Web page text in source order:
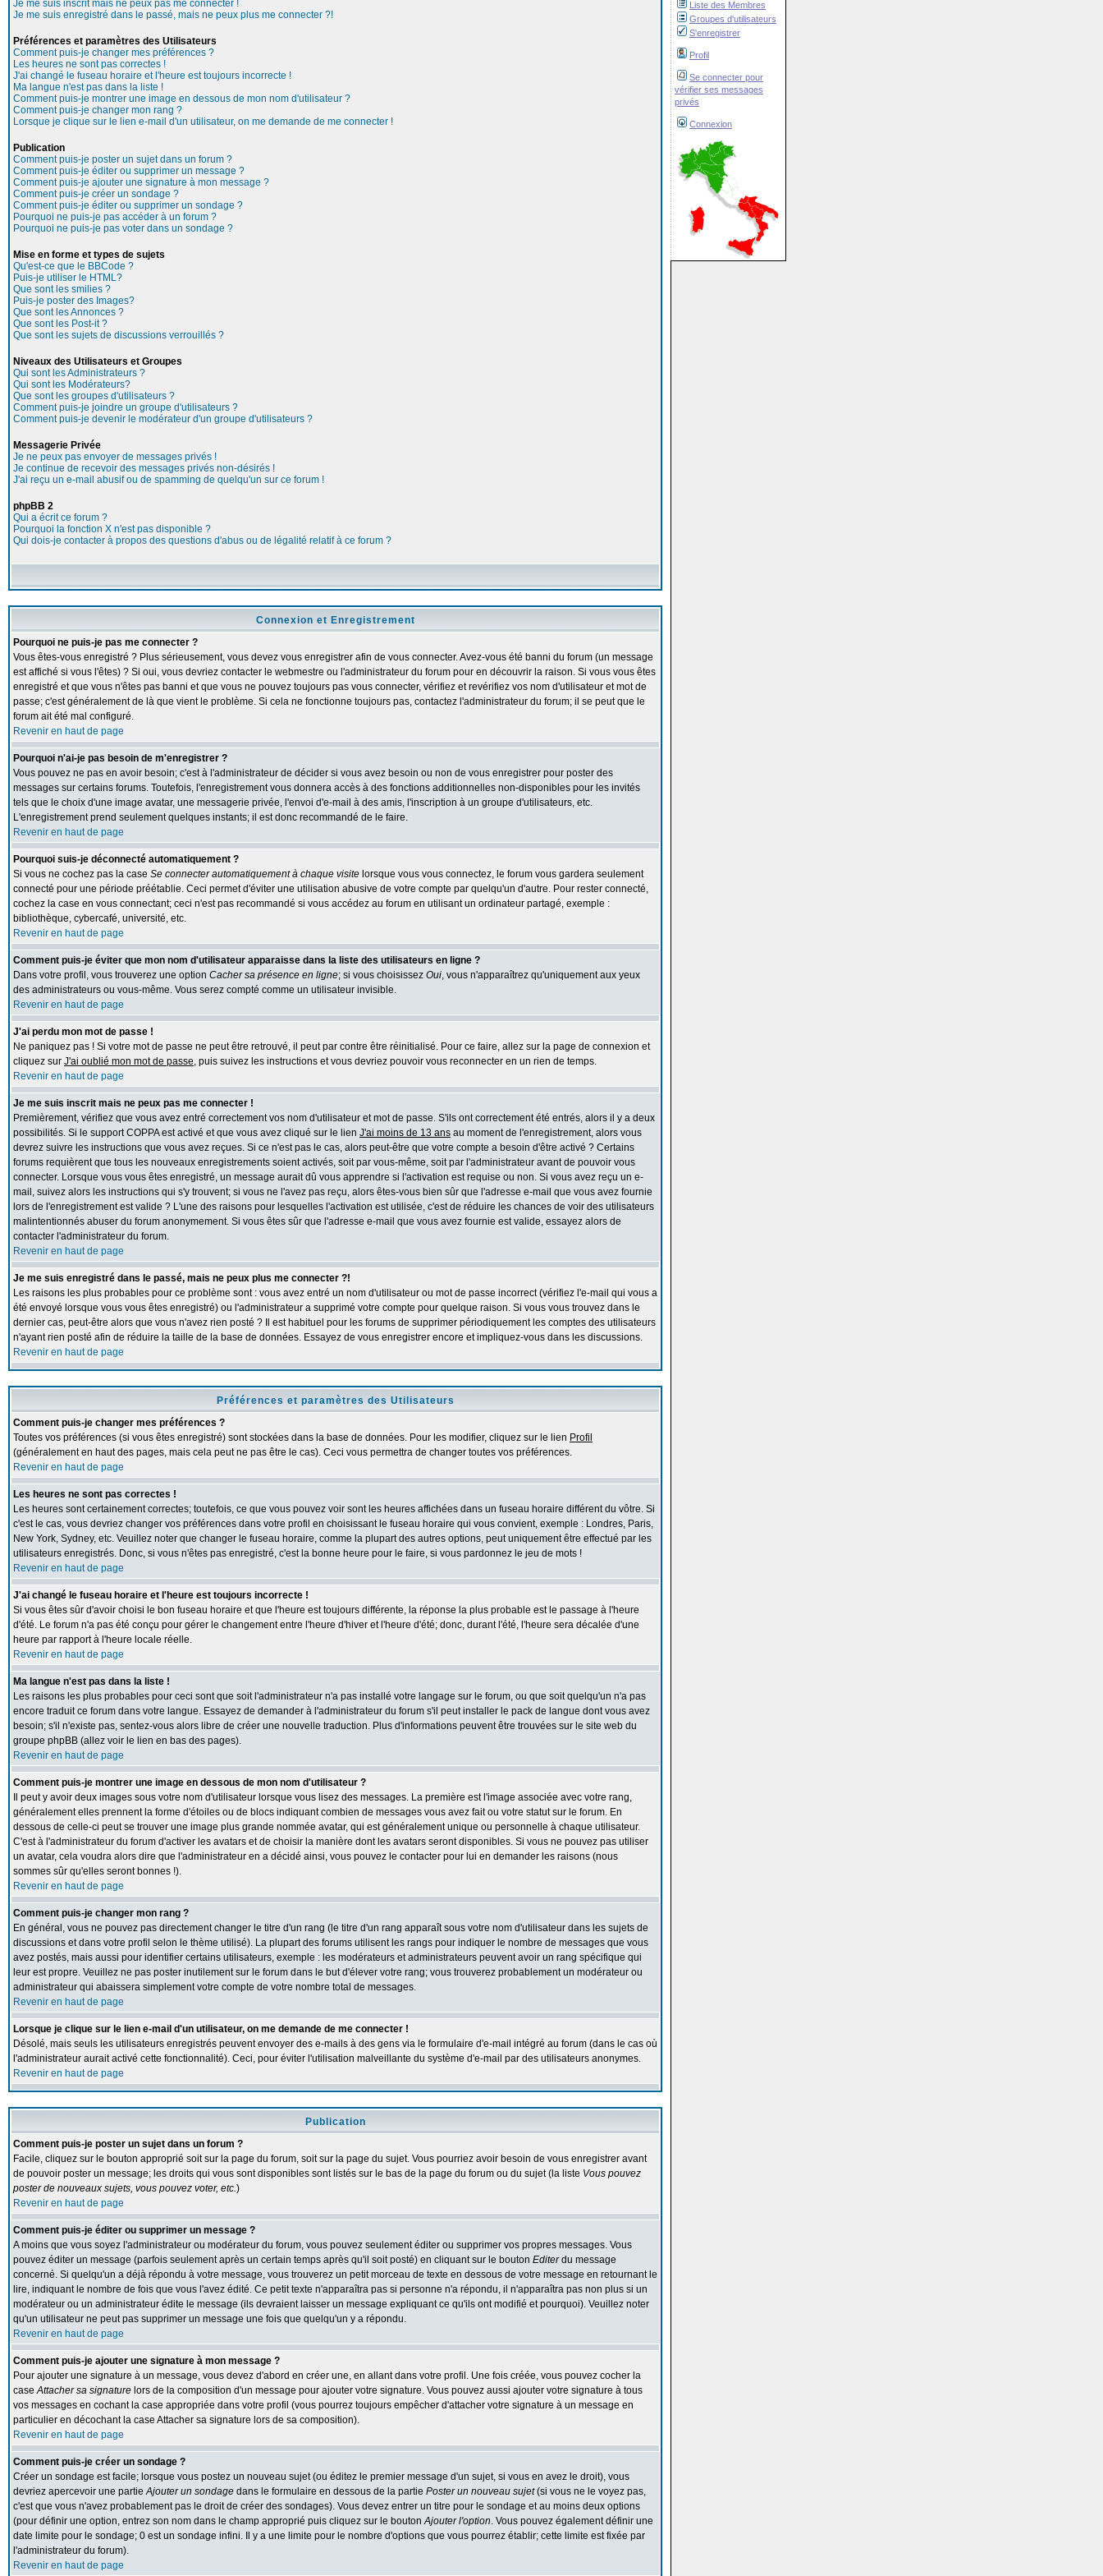
Liste des Membres
Groupes d'utilisateurs
S'enregistrer
Profil
Se connecter pour
vérifier ses messages
privés
Connexion
Je me suis inscrit mais ne peux pas me connecter !
Je me suis enregistré dans le passé, mais ne peux plus me connecter ?!
Préférences et paramètres des Utilisateurs
Comment puis-je changer mes préférences ?
Les heures ne sont pas correctes !
J'ai changé le fuseau horaire et l'heure est toujours incorrecte !
Ma langue n'est pas dans la liste !
Comment puis-je montrer une image en dessous de mon nom d'utilisateur ?
Comment puis-je changer mon rang ?
Lorsque je clique sur le lien e-mail d'un utilisateur, on me demande de me connecter !
Publication
Comment puis-je poster un sujet dans un forum ?
Comment puis-je éditer ou supprimer un message ?
Comment puis-je ajouter une signature à mon message ?
Comment puis-je créer un sondage ?
Comment puis-je éditer ou supprimer un sondage ?
Pourquoi ne puis-je pas accéder à un forum ?
Pourquoi ne puis-je pas voter dans un sondage ?
Mise en forme et types de sujets
Qu'est-ce que le BBCode ?
Puis-je utiliser le HTML?
Que sont les smilies ?
Puis-je poster des Images?
Que sont les Annonces ?
Que sont les Post-it ?
Que sont les sujets de discussions verrouillés ?
Niveaux des Utilisateurs et Groupes
Qui sont les Administrateurs ?
Qui sont les Modérateurs?
Que sont les groupes d'utilisateurs ?
Comment puis-je joindre un groupe d'utilisateurs ?
Comment puis-je devenir le modérateur d'un groupe d'utilisateurs ?
Messagerie Privée
Je ne peux pas envoyer de messages privés !
Je continue de recevoir des messages privés non-désirés !
J'ai reçu un e-mail abusif ou de spamming de quelqu'un sur ce forum !
phpBB 2
Qui a écrit ce forum ?
Pourquoi la fonction X n'est pas disponible ?
Qui dois-je contacter à propos des questions d'abus ou de légalité relatif à ce forum ?
Connexion et Enregistrement
Pourquoi ne puis-je pas me connecter ?
Vous êtes-vous enregistré ? Plus sérieusement, vous devez vous enregistrer afin de vous connecter. Avez-vous été banni du forum (un message
est affiché si vous l'êtes) ? Si oui, vous devriez contacter le webmestre ou l'administrateur du forum pour en découvrir la raison. Si vous vous êtes
enregistré et que vous n'êtes pas banni et que vous ne pouvez toujours pas vous connecter, vérifiez et revérifiez vos nom d'utilisateur et mot de
passe; c'est généralement de là que vient le problème. Si cela ne fonctionne toujours pas, contactez l'administrateur du forum; il se peut que le
forum ait été mal configuré.
Revenir en haut de page
Pourquoi n'ai-je pas besoin de m'enregistrer ?
Vous pouvez ne pas en avoir besoin; c'est à l'administrateur de décider si vous avez besoin ou non de vous enregistrer pour poster des
messages sur certains forums. Toutefois, l'enregistrement vous donnera accès à des fonctions additionnelles non-disponibles pour les invités
tels que le choix d'une image avatar, une messagerie privée, l'envoi d'e-mail à des amis, l'inscription à un groupe d'utilisateurs, etc.
L'enregistrement prend seulement quelques instants; il est donc recommandé de le faire.
Revenir en haut de page
Pourquoi suis-je déconnecté automatiquement ?
Si vous ne cochez pas la case Se connecter automatiquement à chaque visite lorsque vous vous connectez, le forum vous gardera seulement
connecté pour une période préétablie. Ceci permet d'éviter une utilisation abusive de votre compte par quelqu'un d'autre. Pour rester connecté,
cochez la case en vous connectant; ceci n'est pas recommandé si vous accédez au forum en utilisant un ordinateur partagé, exemple :
bibliothèque, cybercafé, université, etc.
Revenir en haut de page
Comment puis-je éviter que mon nom d'utilisateur apparaisse dans la liste des utilisateurs en ligne ?
Dans votre profil, vous trouverez une option Cacher sa présence en ligne; si vous choisissez Oui, vous n'apparaîtrez qu'uniquement aux yeux
des administrateurs ou vous-même. Vous serez compté comme un utilisateur invisible.
Revenir en haut de page
J'ai perdu mon mot de passe !
Ne paniquez pas ! Si votre mot de passe ne peut être retrouvé, il peut par contre être réinitialisé. Pour ce faire, allez sur la page de connexion et
cliquez sur J'ai oublié mon mot de passe, puis suivez les instructions et vous devriez pouvoir vous reconnecter en un rien de temps.
Revenir en haut de page
Je me suis inscrit mais ne peux pas me connecter !
Premièrement, vérifiez que vous avez entré correctement vos nom d'utilisateur et mot de passe. S'ils ont correctement été entrés, alors il y a deux
possibilités. Si le support COPPA est activé et que vous avez cliqué sur le lien J'ai moins de 13 ans au moment de l'enregistrement, alors vous
devrez suivre les instructions que vous avez reçues. Si ce n'est pas le cas, alors peut-être que votre compte a besoin d'être activé ? Certains
forums requièrent que tous les nouveaux enregistrements soient activés, soit par vous-même, soit par l'administrateur avant de pouvoir vous
connecter. Lorsque vous vous êtes enregistré, un message aurait dû vous apprendre si l'activation est requise ou non. Si vous avez reçu un e-
mail, suivez alors les instructions qui s'y trouvent; si vous ne l'avez pas reçu, alors êtes-vous bien sûr que l'adresse e-mail que vous avez fournie
lors de l'enregistrement est valide ? L'une des raisons pour lesquelles l'activation est utilisée, c'est de réduire les chances de voir des utilisateurs
malintentionnés abuser du forum anonymement. Si vous êtes sûr que l'adresse e-mail que vous avez fournie est valide, essayez alors de
contacter l'administrateur du forum.
Revenir en haut de page
Je me suis enregistré dans le passé, mais ne peux plus me connecter ?!
Les raisons les plus probables pour ce problème sont : vous avez entré un nom d'utilisateur ou mot de passe incorrect (vérifiez l'e-mail qui vous a
été envoyé lorsque vous vous êtes enregistré) ou l'administrateur a supprimé votre compte pour quelque raison. Si vous vous trouvez dans le
dernier cas, peut-être alors que vous n'avez rien posté ? Il est habituel pour les forums de supprimer périodiquement les comptes des utilisateurs
n'ayant rien posté afin de réduire la taille de la base de données. Essayez de vous enregistrer encore et impliquez-vous dans les discussions.
Revenir en haut de page
Préférences et paramètres des Utilisateurs
Comment puis-je changer mes préférences ?
Toutes vos préférences (si vous êtes enregistré) sont stockées dans la base de données. Pour les modifier, cliquez sur le lien Profil
(généralement en haut des pages, mais cela peut ne pas être le cas). Ceci vous permettra de changer toutes vos préférences.
Revenir en haut de page
Les heures ne sont pas correctes !
Les heures sont certainement correctes; toutefois, ce que vous pouvez voir sont les heures affichées dans un fuseau horaire différent du vôtre. Si
c'est le cas, vous devriez changer vos préférences dans votre profil en choisissant le fuseau horaire qui vous convient, exemple : Londres, Paris,
New York, Sydney, etc. Veuillez noter que changer le fuseau horaire, comme la plupart des autres options, peut uniquement être effectué par les
utilisateurs enregistrés. Donc, si vous n'êtes pas enregistré, c'est la bonne heure pour le faire, si vous pardonnez le jeu de mots !
Revenir en haut de page
J'ai changé le fuseau horaire et l'heure est toujours incorrecte !
Si vous êtes sûr d'avoir choisi le bon fuseau horaire et que l'heure est toujours différente, la réponse la plus probable est le passage à l'heure
d'été. Le forum n'a pas été conçu pour gérer le changement entre l'heure d'hiver et l'heure d'été; donc, durant l'été, l'heure sera décalée d'une
heure par rapport à l'heure locale réelle.
Revenir en haut de page
Ma langue n'est pas dans la liste !
Les raisons les plus probables pour ceci sont que soit l'administrateur n'a pas installé votre langage sur le forum, ou que soit quelqu'un n'a pas
encore traduit ce forum dans votre langue. Essayez de demander à l'administrateur du forum s'il peut installer le pack de langue dont vous avez
besoin; s'il n'existe pas, sentez-vous alors libre de créer une nouvelle traduction. Plus d'informations peuvent être trouvées sur le site web du
groupe phpBB (allez voir le lien en bas des pages).
Revenir en haut de page
Comment puis-je montrer une image en dessous de mon nom d'utilisateur ?
Il peut y avoir deux images sous votre nom d'utilisateur lorsque vous lisez des messages. La première est l'image associée avec votre rang,
généralement elles prennent la forme d'étoiles ou de blocs indiquant combien de messages vous avez fait ou votre statut sur le forum. En
dessous de celle-ci peut se trouver une image plus grande nommée avatar, qui est généralement unique ou personnelle à chaque utilisateur.
C'est à l'administrateur du forum d'activer les avatars et de choisir la manière dont les avatars seront disponibles. Si vous ne pouvez pas utiliser
un avatar, cela voudra alors dire que l'administrateur en a décidé ainsi, vous pouvez le contacter pour lui en demander les raisons (nous
sommes sûr qu'elles seront bonnes !).
Revenir en haut de page
Comment puis-je changer mon rang ?
En général, vous ne pouvez pas directement changer le titre d'un rang (le titre d'un rang apparaît sous votre nom d'utilisateur dans les sujets de
discussions et dans votre profil selon le thème utilisé). La plupart des forums utilisent les rangs pour indiquer le nombre de messages que vous
avez postés, mais aussi pour identifier certains utilisateurs, exemple : les modérateurs et administrateurs peuvent avoir un rang spécifique qui
leur est propre. Veuillez ne pas poster inutilement sur le forum dans le but d'élever votre rang; vous trouverez probablement un modérateur ou
administrateur qui abaissera simplement votre compte de votre nombre total de messages.
Revenir en haut de page
Lorsque je clique sur le lien e-mail d'un utilisateur, on me demande de me connecter !
Désolé, mais seuls les utilisateurs enregistrés peuvent envoyer des e-mails à des gens via le formulaire d'e-mail intégré au forum (dans le cas où
l'administrateur aurait activé cette fonctionnalité). Ceci, pour éviter l'utilisation malveillante du système d'e-mail par des utilisateurs anonymes.
Revenir en haut de page
Publication
Comment puis-je poster un sujet dans un forum ?
Facile, cliquez sur le bouton approprié soit sur la page du forum, soit sur la page du sujet. Vous pourriez avoir besoin de vous enregistrer avant
de pouvoir poster un message; les droits qui vous sont disponibles sont listés sur le bas de la page du forum ou du sujet (la liste Vous pouvez
poster de nouveaux sujets, vous pouvez voter, etc.)
Revenir en haut de page
Comment puis-je éditer ou supprimer un message ?
A moins que vous soyez l'administrateur ou modérateur du forum, vous pouvez seulement éditer ou supprimer vos propres messages. Vous
pouvez éditer un message (parfois seulement après un certain temps après qu'il soit posté) en cliquant sur le bouton Editerdu message
concerné. Si quelqu'un a déjà répondu à votre message, vous trouverez un petit morceau de texte en dessous de votre message en retournant le
lire, indiquant le nombre de fois que vous l'avez édité. Ce petit texte n'apparaîtra pas si personne n'a répondu, il n'apparaîtra pas non plus si un
modérateur ou un administrateur édite le message (ils devraient laisser un message expliquant ce qu'ils ont modifié et pourquoi). Veuillez noter
qu'un utilisateur ne peut pas supprimer un message une fois que quelqu'un y a répondu.
Revenir en haut de page
Comment puis-je ajouter une signature à mon message ?
Pour ajouter une signature à un message, vous devez d'abord en créer une, en allant dans votre profil. Une fois créée, vous pouvez cocher la
caseAttacher sa signature lors de la composition d'un message pour ajouter votre signature. Vous pouvez aussi ajouter votre signature à tous
vos messages en cochant la case appropriée dans votre profil (vous pourrez toujours empêcher d'attacher votre signature à un message en
particulier en décochant la case Attacher sa signature lors de sa composition).
Revenir en haut de page
Comment puis-je créer un sondage ?
Créer un sondage est facile; lorsque vous postez un nouveau sujet (ou éditez le premier message d'un sujet, si vous en avez le droit), vous
devriez apercevoir une partieAjouter un sondage dans le formulaire en dessous de la partie Poster un nouveau sujet(si vous ne le voyez pas,
c'est que vous n'avez probablement pas le droit de créer des sondages). Vous devez entrer un titre pour le sondage et au moins deux options
(pour définir une option, entrez son nom dans le champ approprié puis cliquez sur le boutonAjouter l'option. Vous pouvez également définir une
date limite pour le sondage; 0 est un sondage infini. Il y a une limite pour le nombre d'options que vous pourrez établir; cette limite est fixée par
l'administrateur du forum).
Revenir en haut de page